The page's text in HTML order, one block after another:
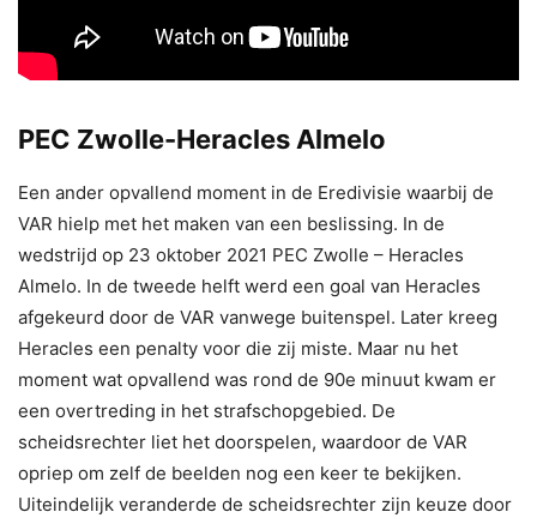
PEC Zwolle-Heracles Almelo
Een ander opvallend moment in de Eredivisie waarbij de
VAR hielp met het maken van een beslissing. In de
wedstrijd op 23 oktober 2021 PEC Zwolle – Heracles
Almelo. In de tweede helft werd een goal van Heracles
afgekeurd door de VAR vanwege buitenspel. Later kreeg
Heracles een penalty voor die zij miste. Maar nu het
moment wat opvallend was rond de 90e minuut kwam er
een overtreding in het strafschopgebied. De
scheidsrechter liet het doorspelen, waardoor de VAR
opriep om zelf de beelden nog een keer te bekijken.
Uiteindelijk veranderde de scheidsrechter zijn keuze door